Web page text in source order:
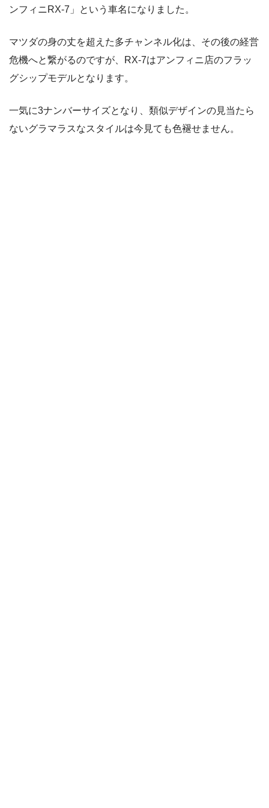
ンフィニRX-7」という車名になりました。
マツダの身の丈を超えた多チャンネル化は、その後の経営
危機へと繋がるのですが、RX-7はアンフィニ店のフラッ
グシップモデルとなります。
一気に3ナンバーサイズとなり、類似デザインの見当たら
ないグラマラスなスタイルは今見ても色褪せません。